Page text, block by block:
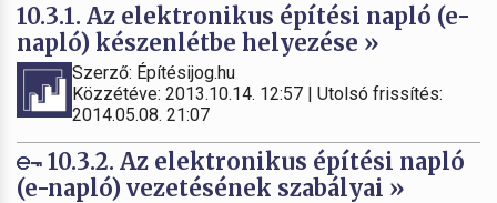
10.3.1. Az elektronikus építési napló (e-
napló) készenlétbe helyezése »
Szerző: Építésijog.hu
Közzétéve: 2013.10.14. 12:57 | Utolsó frissítés:
2014.05.08. 21:07
10.3.2. Az elektronikus építési napló
(e-napló) vezetésének szabályai »